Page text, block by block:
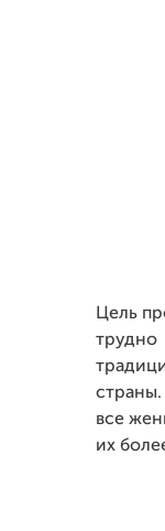
Цель
все
их